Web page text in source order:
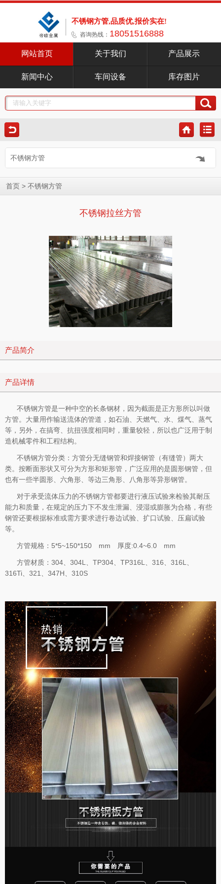
不锈钢方管,品质优,报价实在!
咨询热线： 18051516888
网站首页 关于我们 产品展示
新闻中心 车间设备 库存图片
不锈钢方管
首页 > 不锈钢方管
不锈钢拉丝方管
产品简介
产品详情
不锈钢方管是一种中空的长条钢材，因为截面是正方形所以叫做
方管。大量用作输送流体的管道，如石油、天燃气、水、煤气、蒸气
等，另外，在搞弯、抗扭强度相同时，重量较轻，所以也广泛用于制
造机械零件和工程结构。
不锈钢方管分类：方管分无缝钢管和焊接钢管（有缝管）两大
类。按断面形状又可分为方形和矩形管，广泛应用的是圆形钢管，但
也有一些半圆形、六角形、等边三角形、八角形等异形钢管。
对于承受流体压力的不锈钢方管都要进行液压试验来检验其耐压
能力和质量，在规定的压力下不发生泄漏、浸湿或膨胀为合格，有些
钢管还要根据标准或需方要求进行卷边试验、扩口试验、压扁试验
等。
方管规格：5*5~150*150 mm 厚度:0.4~6.0 mm
方管材质：304、304L、TP304、TP316L、316、316L、
316Ti、321、347H、310S